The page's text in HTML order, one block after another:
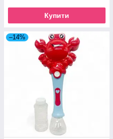
Купити
–14%